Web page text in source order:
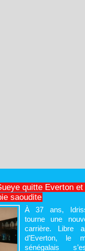
quitte Everton
saoudite
À 37 ans,
tourne une
carrière. Libre
d’Everton, le
sénégalais